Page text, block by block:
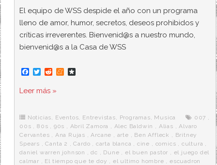
El equipo de WSS despide el año con un programa
lleno de amor, humor, secretos, deseos prohibidos y
críticas irreverentes. Bienvenid@s a nuestro mundo,
bienvenid@s a la Casa de WSS
F
c
e
o
k
T
i
t
r
R
d
M
e
r
a
Leer más »
Noticias, Eventos, Entrevistas, Programas, Musica 007 ,
00s ,80s , 90s , Abril Zamora , Alec Baldwin , Alias ,Alvaro
Cervantes , Ana Rujas ,Arcane , arte , Ben Affleck , Britney
Spears ,Canta 2 ,Cardo , carta blanca , cine , comics , cultura ,
daniel warren johnson ,dc , Dune ,el buen pastor , el juego del
calmar , El tiempo que te doy , el ultimo hombre ,escuadron